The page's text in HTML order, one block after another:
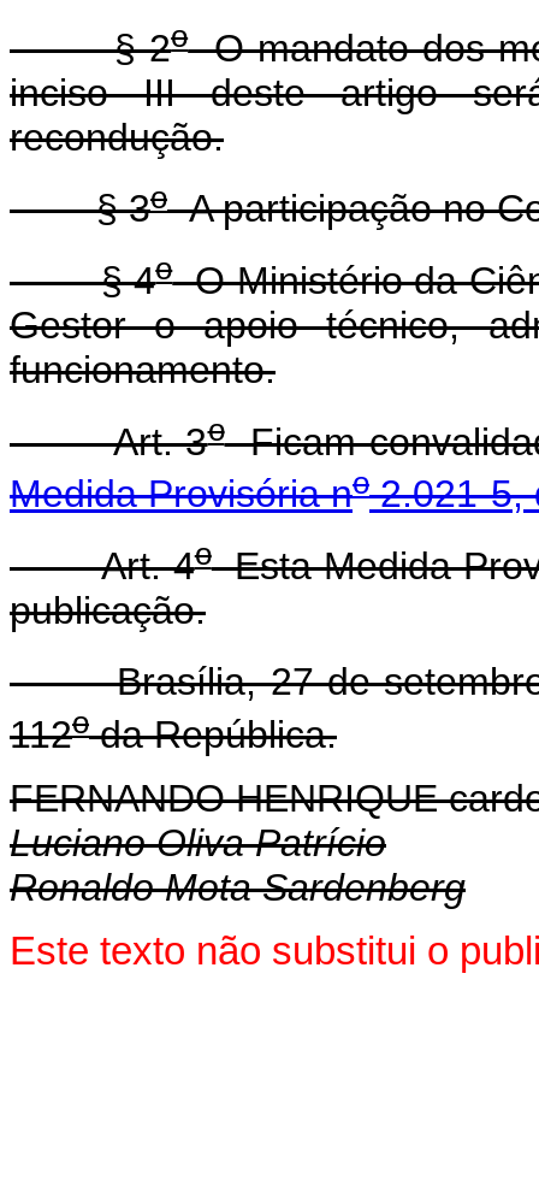
§ 2oO mandato dos
inciso III deste artigo
recondução.
§ 3oA participação no
§ 4oO Ministério da
Gestor o apoio técnico,
funcionamento.
Art. 3oFicam
Medida Provisória no2.021-5,
Art. 4oEsta Medida
publicação.
Brasília, 27 de setembro
112oda República.
FERNANDO HENRIQUE
Luciano Oliva Patrício
Ronaldo Mota Sardenberg
Este texto não substitui o